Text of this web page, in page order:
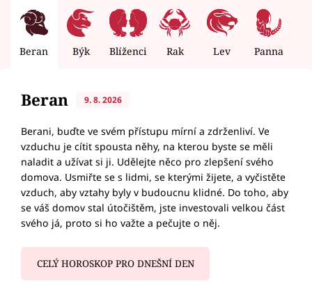
Beran Býk Blíženci Rak Lev Panna
Beran 9. 8. 2026
Berani, buďte ve svém přístupu mírní a zdrženliví. Ve
vzduchu je cítit spousta něhy, na kterou byste se měli
naladit a užívat si ji. Udělejte něco pro zlepšení svého
domova. Usmiřte se s lidmi, se kterými žijete, a vyčistěte
vzduch, aby vztahy byly v budoucnu klidné. Do toho, aby
se váš domov stal útočištěm, jste investovali velkou část
svého já, proto si ho važte a pečujte o něj.
CELÝ HOROSKOP PRO DNEŠNÍ DEN